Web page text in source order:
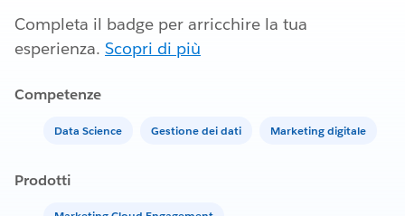
Completa il badge per arricchire la tua
esperienza. Scopri di più
Competenze
Data Science Gestione dei dati Marketing digitale
Prodotti